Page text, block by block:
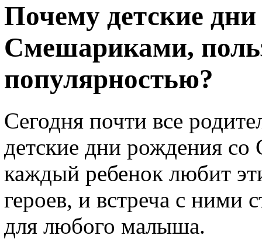
Почему детские
Смешариками,
популярностью?
Сегодня почти все
детские дни рождения
каждый ребенок любит
героев, и встреча с ними
для любого малыша.